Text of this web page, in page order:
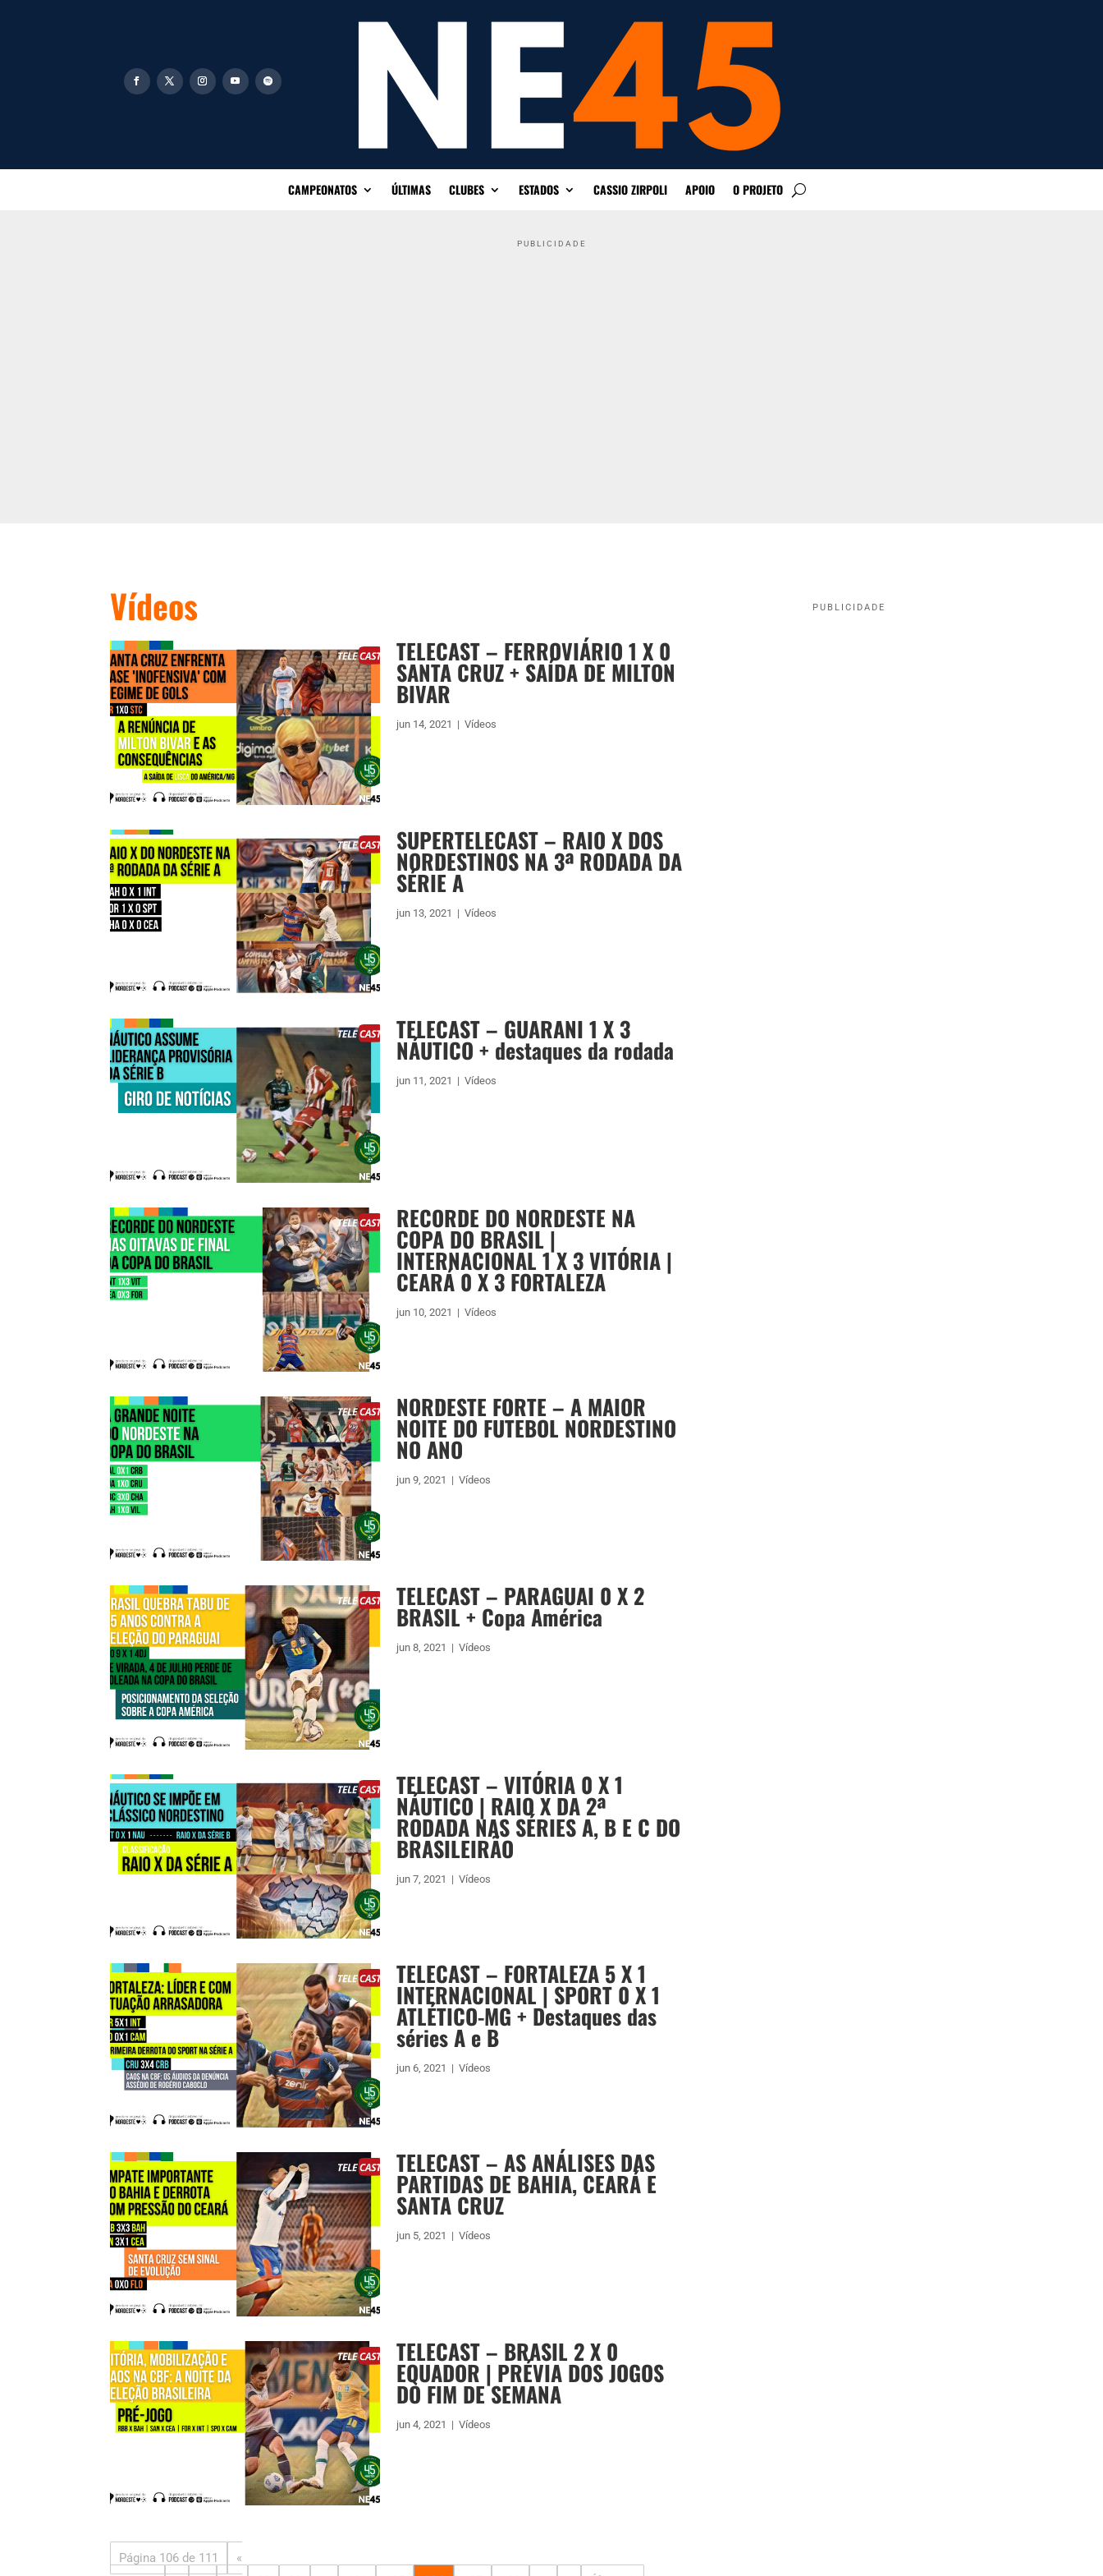
CAMPEONATOS ÚLTIMAS CLUBES ESTADOS CASSIO ZIRPOLI APOIO O PROJETO
PUBLICIDADE
Vídeos
TELECAST – FERROVIÁRIO 1 X 0
SANTA CRUZ + SAÍDA DE MILTON
BIVAR
jun 14, 2021 | Vídeos
SUPERTELECAST – RAIO X DOS
NORDESTINOS NA 3ª RODADA DA
SÉRIE A
jun 13, 2021 | Vídeos
TELECAST – GUARANI 1 X 3
NÁUTICO + destaques da rodada
jun 11, 2021 | Vídeos
RECORDE DO NORDESTE NA
COPA DO BRASIL |
INTERNACIONAL 1 X 3 VITÓRIA |
CEARÁ 0 X 3 FORTALEZA
jun 10, 2021 | Vídeos
NORDESTE FORTE – A MAIOR
NOITE DO FUTEBOL NORDESTINO
NO ANO
jun 9, 2021 | Vídeos
TELECAST – PARAGUAI 0 X 2
BRASIL + Copa América
jun 8, 2021 | Vídeos
TELECAST – VITÓRIA 0 X 1
NÁUTICO | RAIO X DA 2ª
RODADA NAS SÉRIES A, B E C DO
BRASILEIRÃO
jun 7, 2021 | Vídeos
TELECAST – FORTALEZA 5 X 1
INTERNACIONAL | SPORT 0 X 1
ATLÉTICO-MG + Destaques das
séries A e B
jun 6, 2021 | Vídeos
TELECAST – AS ANÁLISES DAS
PARTIDAS DE BAHIA, CEARÁ E
SANTA CRUZ
jun 5, 2021 | Vídeos
TELECAST – BRASIL 2 X 0
EQUADOR | PRÉVIA DOS JOGOS
DO FIM DE SEMANA
jun 4, 2021 | Vídeos
Página 106 de 111
«
PUBLICIDADE